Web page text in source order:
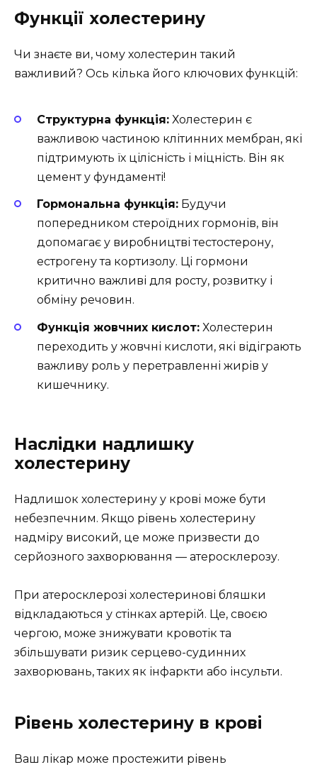
Функції холестерину
Чи знаєте ви, чому холестерин такий
важливий? Ось кілька його ключових функцій:
Структурна функція: Холестерин є
важливою частиною клітинних мембран, які
підтримують їх цілісність і міцність. Він як
цемент у фундаменті!
Гормональна функція: Будучи
попередником стероїдних гормонів, він
допомагає у виробництві тестостерону,
естрогену та кортизолу. Ці гормони
критично важливі для росту, розвитку і
обміну речовин.
Функція жовчних кислот: Холестерин
переходить у жовчні кислоти, які відіграють
важливу роль у перетравленні жирів у
кишечнику.
Наслідки надлишку
холестерину
Надлишок холестерину у крові може бути
небезпечним. Якщо рівень холестерину
надміру високий, це може призвести до
серйозного захворювання — атеросклерозу.
При атеросклерозі холестеринові бляшки
відкладаються у стінках артерій. Це, своєю
чергою, може знижувати кровотік та
збільшувати ризик серцево-судинних
захворювань, таких як інфаркти або інсульти.
Рівень холестерину в крові
Ваш лікар може простежити рівень